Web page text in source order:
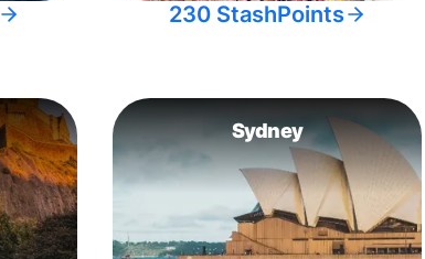
230 StashPoints
Sydney